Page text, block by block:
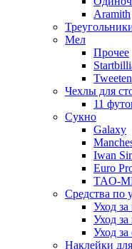
Aramith
Мел
Прочее
Tweeten
Чехлы для
11
Сукно
Galaxy
Iwan
Euro
TAO-
Средства по
Уход
Уход
Уход
Наклейки